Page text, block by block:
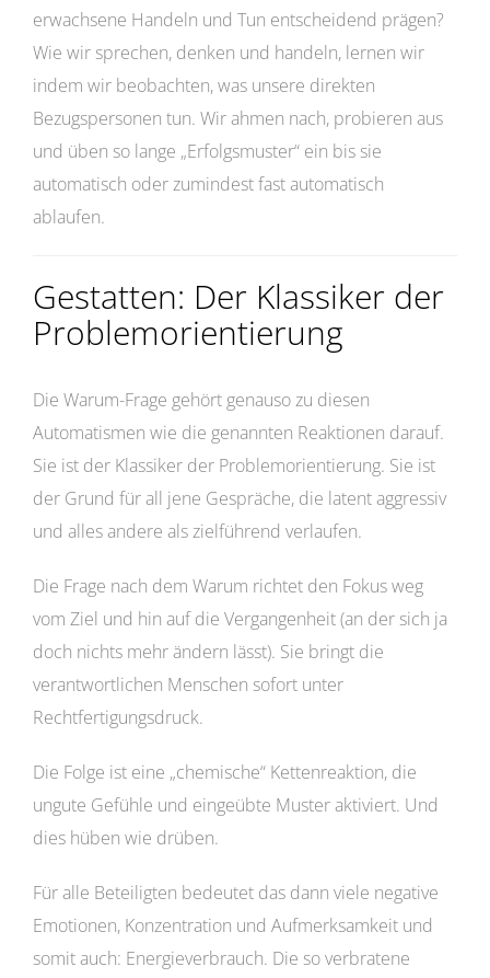
erwachsene Handeln und Tun entscheidend prägen?
Wie wir sprechen, denken und handeln, lernen wir
indem wir beobachten, was unsere direkten
Bezugspersonen tun. Wir ahmen nach, probieren aus
und üben so lange „Erfolgsmuster“ ein bis sie
automatisch oder zumindest fast automatisch
ablaufen.
Gestatten: Der Klassiker der
Problemorientierung
Die Warum-Frage gehört genauso zu diesen
Automatismen wie die genannten Reaktionen darauf.
Sie ist der Klassiker der Problemorientierung. Sie ist
der Grund für all jene Gespräche, die latent aggressiv
und alles andere als zielführend verlaufen.
Die Frage nach dem Warum richtet den Fokus weg
vom Ziel und hin auf die Vergangenheit (an der sich ja
doch nichts mehr ändern lässt). Sie bringt die
verantwortlichen Menschen sofort unter
Rechtfertigungsdruck.
Die Folge ist eine „chemische“ Kettenreaktion, die
ungute Gefühle und eingeübte Muster aktiviert. Und
dies hüben wie drüben.
Für alle Beteiligten bedeutet das dann viele negative
Emotionen, Konzentration und Aufmerksamkeit und
somit auch: Energieverbrauch. Die so verbratene